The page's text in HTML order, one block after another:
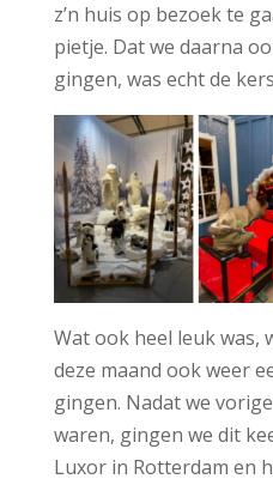
z’n huis op bezoek te
pietje. Dat we daarna
gingen, was echt de
Wat ook heel leuk was,
deze maand ook weer
gingen. Nadat we
waren, gingen we dit
Luxor in Rotterdam en